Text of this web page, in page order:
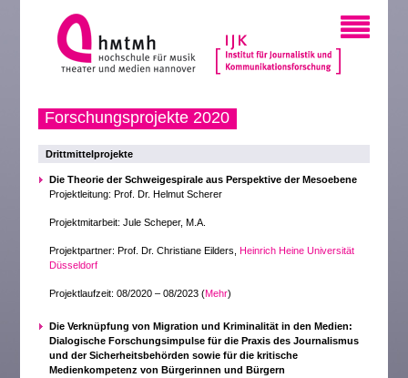
Forschungsprojekte 2020
Drittmittelprojekte
Die Theorie der Schweigespirale aus Perspektive der Mesoebene
Projektleitung: Prof. Dr. Helmut Scherer
Projektmitarbeit: Jule Scheper, M.A.
Projektpartner: Prof. Dr. Christiane Eilders,Heinrich Heine Universität
Düsseldorf
Projektlaufzeit: 08/2020 – 08/2023 (Mehr)
Die Verknüpfung von Migration und Kriminalität in den Medien:
Dialogische Forschungsimpulse für die Praxis des Journalismus
und der Sicherheitsbehörden sowie für die kritische
Medienkompetenz von Bürgerinnen und Bürgern